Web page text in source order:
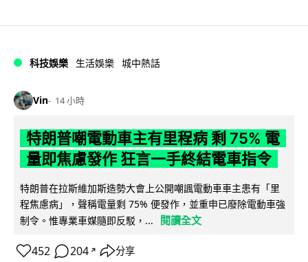
科技娛樂 生活娛樂 城中熱話
Vin 14 小時
特朗普嘲電動車主有里程病 剩 75% 電
量即焦慮發作 狂言一手終結電車指令
特朗普在拉斯維加斯造勢大會上公開嘲諷電動車車主患有「里
程焦慮病」，聲稱電量剩 75% 便發作，並重申已廢除電動車強
制令。惟專業車媒隨即反駁，...
閱讀全文
452 204 ↗ 分享